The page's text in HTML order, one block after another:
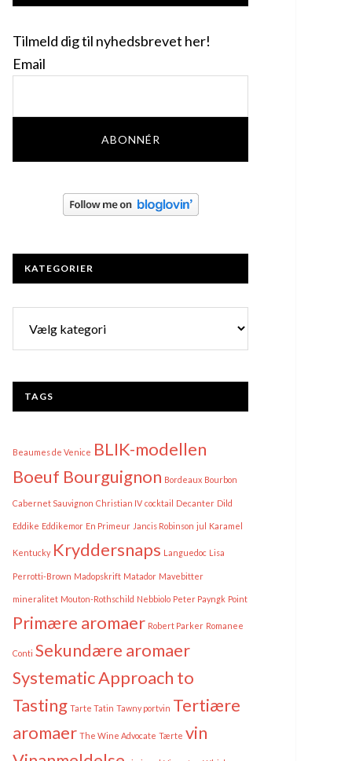
Tilmeld dig til nyhedsbrevet her!
Email
KATEGORIER
TAGS
Beaumes de Venice BLIK-modellen
Boeuf Bourguignon Bordeaux Bourbon
Cabernet Sauvignon Christian IV cocktail Decanter Dild
Eddike Eddikemor En Primeur Jancis Robinson jul Karamel
Kentucky Kryddersnaps Languedoc Lisa
Perrotti-Brown Madopskrift Matador Mavebitter
mineralitet Mouton-Rothschild Nebbiolo Peter Payngk Point
Primære aromaer Robert Parker Romanee
Conti Sekundære aromaer
Systematic Approach to
Tasting Tarte Tatin Tawny portvin Tertiære
aromaer The Wine Advocate Tærte vin